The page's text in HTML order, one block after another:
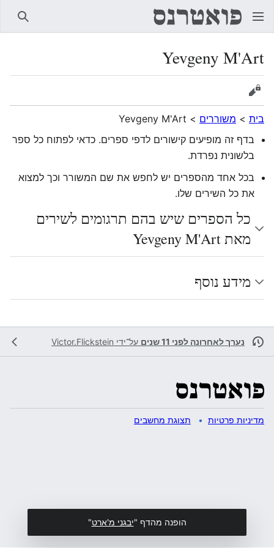
Yevgeny M'Art
הצגת מקור
בית > משוררים >
Yevgeny M'Art
בדף זה מופיעים קישורים לדפי ספרים. כדאי לפתוח כל ספר
בלשונית נפרדת.
בכל אחד מהספרים יש לחפש את שם המשורר וכך למצוא
את כל השירים שלו.
כל הספרים שיש בהם תרגומים לשירים
מאת Yevgeny M'Art
מידע נוסף
נערך לאחרונה לפני 11 שנים על־ידי Victor.Flickstein
מדיניות פרטיות תצוגת מחשבים
הופנה מהדף "יבגני מ'ארט"